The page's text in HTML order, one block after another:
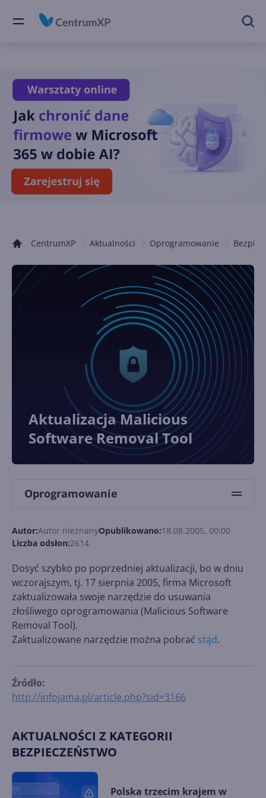
CentrumXP Aktualności Oprogramowanie
Aktualizacja Malicious
Software Removal Tool
Oprogramowanie
Autor:Autor nieznanyOpublikowano:18.08.2005, 00:00
Liczba odsłon:2614
Dosyć szybko po poprzedniej aktualizacji, bo w dniu
wczorajszym, tj. 17 sierpnia 2005, firma Microsoft
zaktualizowała swoje narzędzie do usuwania
złośliwego oprogramowania (Malicious Software
Removal Tool).
Zaktualizowane narzędzie można pobrać stąd.
Źródło:
http://infojama.pl/article.php?sid=3166
AKTUALNOŚCI Z KATEGORII
BEZPIECZEŃSTWO
Polska trzecim krajem w